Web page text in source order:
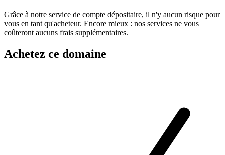
Grâce à notre service de compte dépositaire, il n'y aucun risque pour
vous en tant qu'acheteur. Encore mieux : nos services ne vous
coûteront aucuns frais supplémentaires.
Achetez ce domaine